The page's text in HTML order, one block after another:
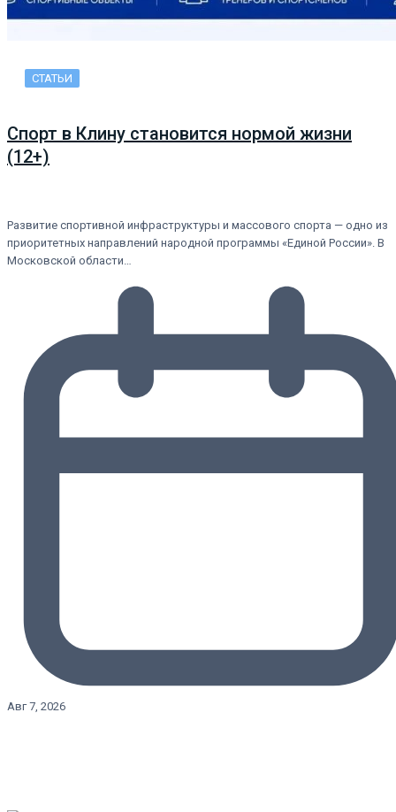
СТАТЬИ
Спорт в Клину становится нормой жизни
(12+)
Развитие спортивной инфраструктуры и массового спорта — одно из
приоритетных направлений народной программы «Единой России». В
Московской области…
Авг 7, 2026